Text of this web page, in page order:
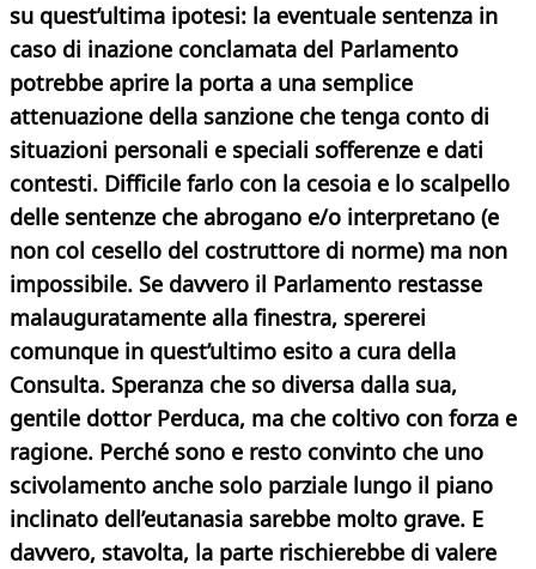
su quest’ultima ipotesi: la eventuale sentenza in
caso di inazione conclamata del Parlamento
potrebbe aprire la porta a una semplice
attenuazione della sanzione che tenga conto di
situazioni personali e speciali sofferenze e dati
contesti. Difficile farlo con la cesoia e lo scalpello
delle sentenze che abrogano e/o interpretano (e
non col cesello del costruttore di norme) ma non
impossibile. Se davvero il Parlamento restasse
malauguratamente alla finestra, spererei
comunque in quest’ultimo esito a cura della
Consulta. Speranza che so diversa dalla sua,
gentile dottor Perduca, ma che coltivo con forza e
ragione. Perché sono e resto convinto che uno
scivolamento anche solo parziale lungo il piano
inclinato dell’eutanasia sarebbe molto grave. E
davvero, stavolta, la parte rischierebbe di valere